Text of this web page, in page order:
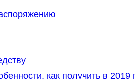
как получить в 2019